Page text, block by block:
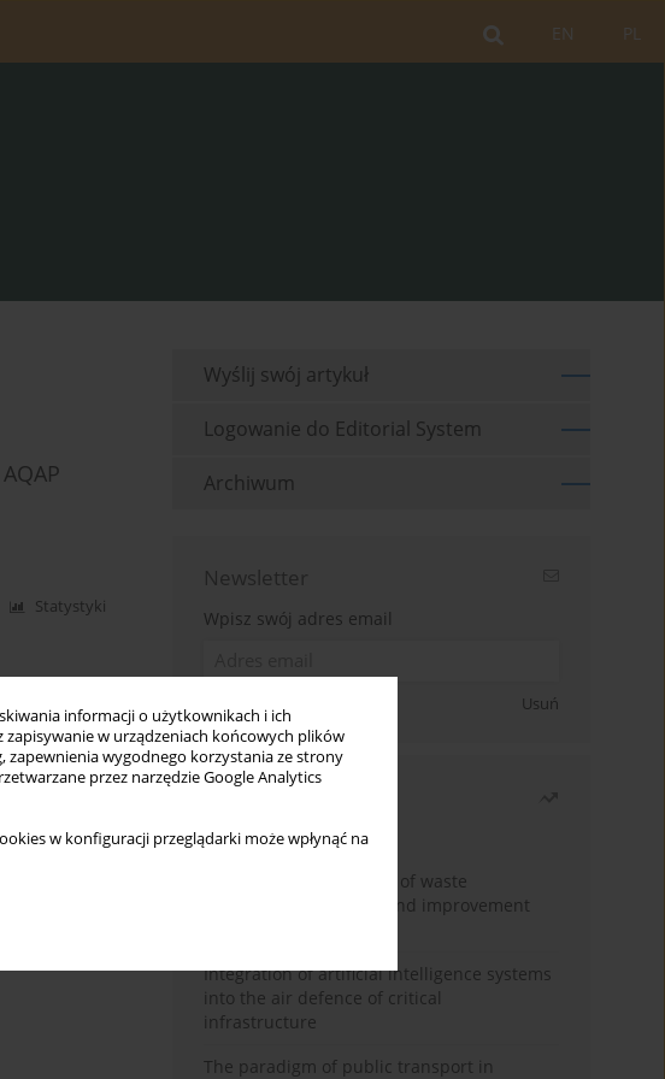
informacji o użytkownikach i ich
w urządzeniach końcowych plików
zapewnienia wygodnego korzystania ze strony
przez narzędzie Google Analytics
w konfiguracji przeglądarki może wpłynąć na
PL
EN
Statystyki
Wyślij swój artykuł
Logowanie do Editorial System
Archiwum
Newsletter
Wpisz swój adres email
Usuń
Miesiąc
Rok
Analysis and evaluation of waste
management logistics and improvement
Integration of artificial intelligence systems
into the air defence of critical
infrastructure
The paradigm of public transport in